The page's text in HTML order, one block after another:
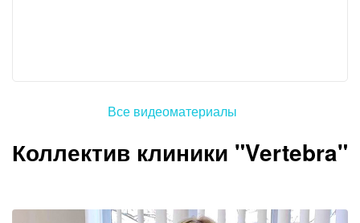
Все видеоматериалы
Коллектив клиники "Vertebra"